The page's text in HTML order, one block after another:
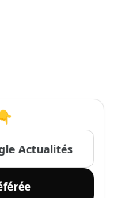
Actualités